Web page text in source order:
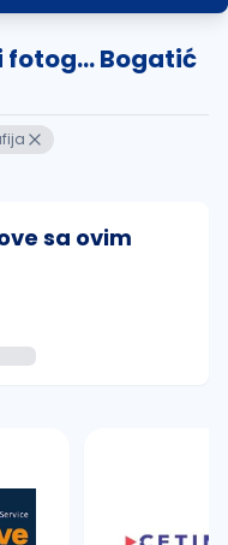
fotog... Bogatić
sa ovim